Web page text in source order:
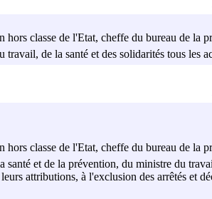
hors classe de l'Etat, cheffe du bureau de la
travail, de la santé et des solidarités tous les
hors classe de l'Etat, cheffe du bureau de la
santé et de la prévention, du ministre du
attributions, à l'exclusion des arrêtés et